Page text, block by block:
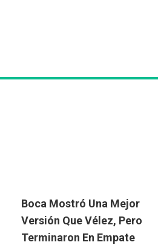
Boca Mostró Una Mejor
Versión Que Vélez, Pero
Terminaron En Empate